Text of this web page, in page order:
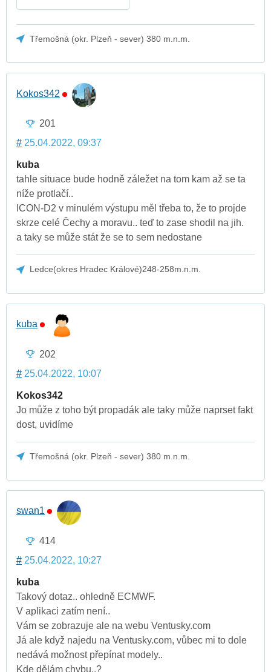
Třemošná (okr. Plzeň - sever) 380 m.n.m.
Kokos342
201
# 25.04.2022, 09:37
kuba
tahle situace bude hodně záležet na tom kam až se ta
níže protlačí..
ICON-D2 v minulém výstupu měl třeba to, že to projde
skrze celé Čechy a moravu.. teď to zase shodil na jih.
a taky se může stát že se to sem nedostane
Ledce(okres Hradec Králové)248-258m.n.m.
kuba
202
# 25.04.2022, 10:07
Kokos342
Jo může z toho být propadák ale taky může naprset fakt
dost, uvidíme
Třemošná (okr. Plzeň - sever) 380 m.n.m.
swan1
414
# 25.04.2022, 10:27
kuba
Takový dotaz.. ohledně ECMWF.
V aplikaci zatím není..
Vám se zobrazuje ale na webu Ventusky.com
Já ale když najedu na Ventusky.com, vůbec mi to dole
nedává možnost přepínat modely..
Kde dělám chybu..?